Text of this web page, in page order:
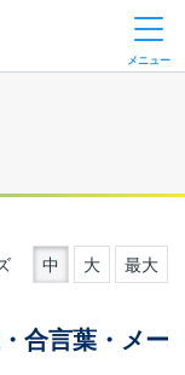
メニュー
中 大 最大
合言葉・メー